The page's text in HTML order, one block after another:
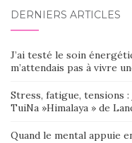
DERNIERS ARTICLES
J’ai testé le soin
m’attendais pas à vivre
Stress, fatigue, tensions :
TuiNa »Himalaya » de
Quand le mental appuie